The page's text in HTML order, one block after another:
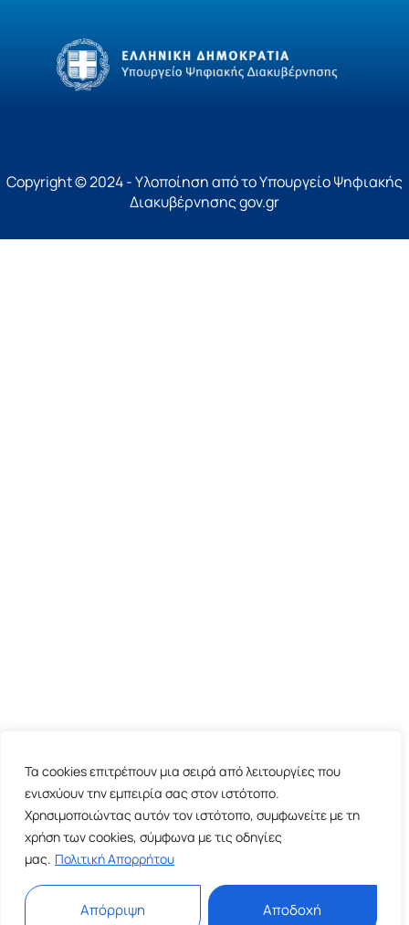
Τα cookies επιτρέπουν μια σειρά από λειτουργίες που
ενισχύουν την εμπειρία σας στον ιστότοπο.
Χρησιμοποιώντας αυτόν τον ιστότοπο, συμφωνείτε με τη
χρήση των cookies, σύμφωνα με τις οδηγίες
μας. Πολιτική Απορρήτου
Απόρριψη Αποδοχή
Copyright © 2024 - Υλοποίηση από το Υπουργείο Ψηφιακής
Διακυβέρνησης gov.gr